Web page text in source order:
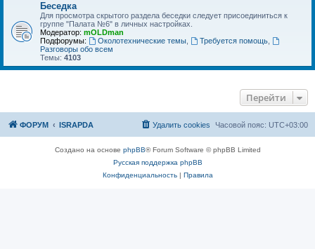
Беседка
Для просмотра скрытого раздела беседки следует присоединиться к
группе "Палата №6" в личных настройках.
Модератор: mOLDman
Подфорумы:
Околотехнические темы, Требуется помощь,
Разговоры обо всем
Темы: 4103
Перейти
ФОРУМ ISRAPDA Часовой пояс: UTC+03:00
Удалить cookies
Создано на основе phpBB® Forum Software © phpBB Limited
Русская поддержка phpBB
Конфиденциальность| Правила